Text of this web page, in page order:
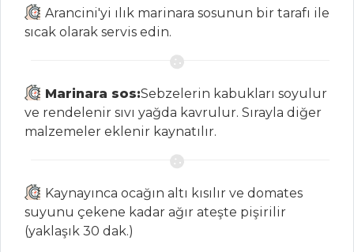
Hamur İşleri Tüm
Tarifleri
ÇORBALAR
Enginarlı Bakla
Çorbası
Pazılı Ve
Limonlu Mercimek
Arancini'yi ılık marinara sosunun bir tarafı ile
sıcak olarak servis edin.
Marinara sos:Sebzelerin kabukları soyulur
ve rendelenir sıvı yağda kavrulur. Sırayla diğer
malzemeler eklenir kaynatılır.
Kaynayınca ocağın altı kısılır ve domates
suyunu çekene kadar ağır ateşte pişirilir
(yaklaşık 30 dak.)